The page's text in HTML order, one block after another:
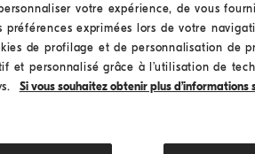
votre expérience, de vous
exprimées lors de votre
de profilage et de personnalisation de
personnalisé grâce à l’utilisation de
Si vous souhaitez obtenir plus d’informations